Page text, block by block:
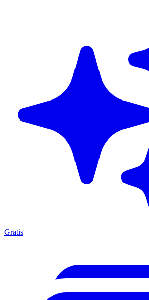
Gratis